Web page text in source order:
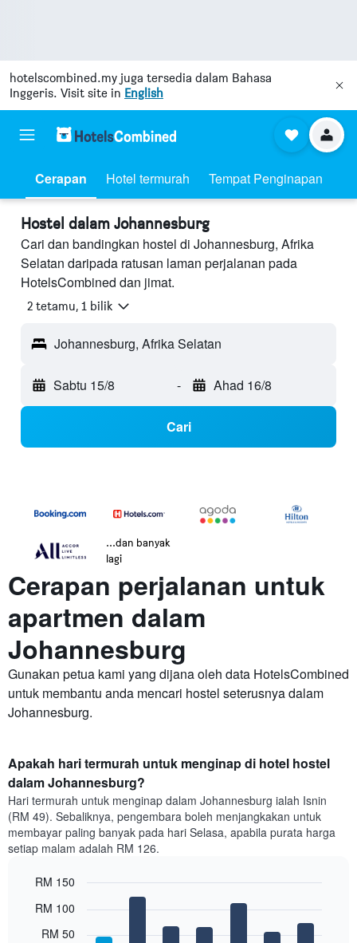
hotelscombined.my juga tersedia dalam Bahasa
Inggeris. Visit site in English
Cerapan Hotel termurah Tempat Penginapan
Hostel dalam Johannesburg
Cari dan bandingkan hostel di Johannesburg, Afrika
Selatan daripada ratusan laman perjalanan pada
HotelsCombined dan jimat.
2 tetamu, 1 bilik
Johannesburg, Afrika Selatan
Sabtu 15/8 - Ahad 16/8
Cari
...dan banyak
lagi
Cerapan perjalanan untuk
apartmen dalam
Johannesburg
Gunakan petua kami yang dijana oleh data HotelsCombined
untuk membantu anda mencari hostel seterusnya dalam
Johannesburg.
Apakah hari termurah untuk menginap di hotel hostel
dalam Johannesburg?
Hari termurah untuk menginap dalam Johannesburg ialah Isnin
(RM 49). Sebaliknya, pengembara boleh menjangkakan untuk
membayar paling banyak pada hari Selasa, apabila purata harga
setiap malam adalah RM 126.
chart
graphic.
RM 50
RM 100
RM 150